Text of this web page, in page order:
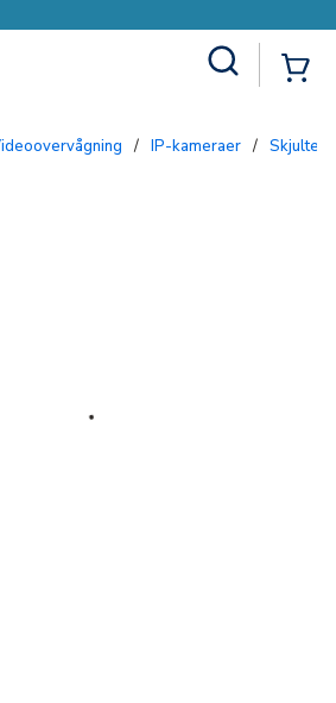
Videoovervågning / IP-kameraer / Skjulte